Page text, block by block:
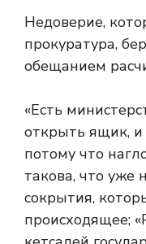
Недоверие,
прокуратура,
обещанием
«Есть
открыть ящик,
потому что
такова, что
сокрытия,
происходящее;